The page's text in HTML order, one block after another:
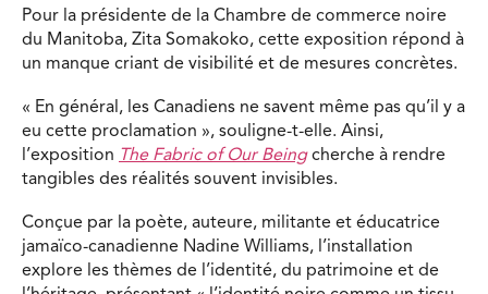
Pour la présidente de la Chambre de commerce noire
du Manitoba, Zita Somakoko, cette exposition répond à
un manque criant de visibilité et de mesures concrètes.
« En général, les Canadiens ne savent même pas qu’il y a
eu cette proclamation », souligne-t-elle. Ainsi,
l’exposition The Fabric of Our Beingcherche à rendre
tangibles des réalités souvent invisibles.
Conçue par la poète, auteure, militante et éducatrice
jamaïco-canadienne Nadine Williams, l’installation
explore les thèmes de l’identité, du patrimoine et de